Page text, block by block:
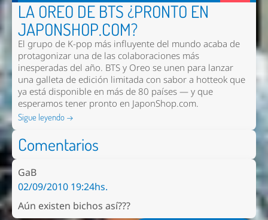
LA OREO DE BTS ¿PRONTO EN
JAPONSHOP.COM?
El grupo de K-pop más influyente del mundo acaba de
protagonizar una de las colaboraciones más
inesperadas del año. BTS y Oreo se unen para lanzar
una galleta de edición limitada con sabor a hotteok que
ya está disponible en más de 80 países — y que
esperamos tener pronto en JaponShop.com.
Sigue leyendo →
Comentarios
GaB
02/09/2010 19:24hs.
Aún existen bichos así???